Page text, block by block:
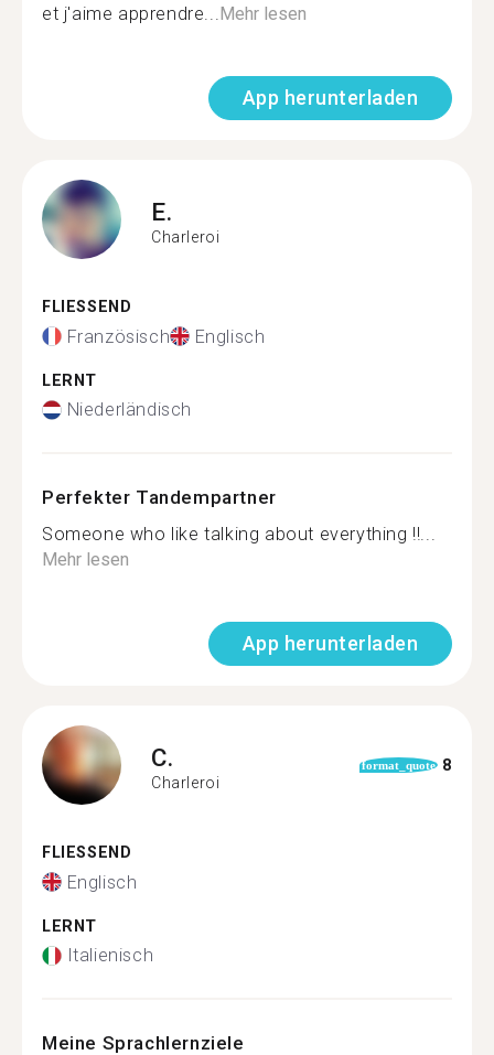
et j'aime apprendre...Mehr lesen
App herunterladen
E.
Charleroi
FLIESSEND
Französisch Englisch
LERNT
Niederländisch
Perfekter Tandempartner
Someone who like talking about everything !!...
Mehr lesen
App herunterladen
C.
Charleroi
format_quote 8
FLIESSEND
Englisch
LERNT
Italienisch
Meine Sprachlernziele